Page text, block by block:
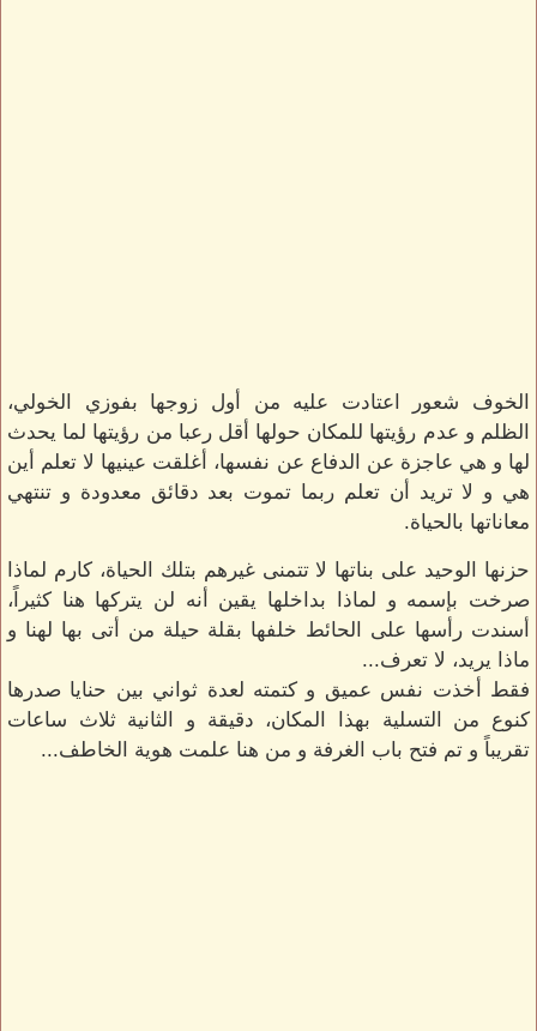
الخوف شعور اعتادت عليه من أول زوجها بفوزي الخولي،
الظلم و عدم رؤيتها للمكان حولها أقل رعبا من رؤيتها لما يحدث
لها و هي عاجزة عن الدفاع عن نفسها، أغلقت عينيها لا تعلم أين
هي و لا تريد أن تعلم ربما تموت بعد دقائق معدودة و تنتهي
معاناتها بالحياة.
حزنها الوحيد على بناتها لا تتمنى غيرهم بتلك الحياة، كارم لماذا
صرخت بإسمه و لماذا بداخلها يقين أنه لن يتركها هنا كثيراً،
أسندت رأسها على الحائط خلفها بقلة حيلة من أتى بها لهنا و
ماذا يريد، لا تعرف...
فقط أخذت نفس عميق و كتمته لعدة ثواني بين حنايا صدرها
كنوع من التسلية بهذا المكان، دقيقة و الثانية ثلاث ساعات
تقريباً و تم فتح باب الغرفة و من هنا علمت هوية الخاطف...